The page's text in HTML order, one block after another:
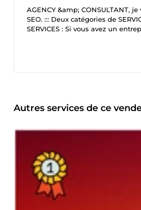
AGENCY &amp; CONSULTANT,
SEO. ::: Deux catégories de SERVICES des FORMATIONS &amp; PRESTATION DE SERVICES en MARKETING. PRESTATION DE
SERVICES : Si vous avez un entreprise,
DE MARQUE et votre BRANDING essentiel en 2026. FORMATIONS : Je vous
mot de la fin et surtout le début
de GAGNANT et PASSER A
Autres services de ce